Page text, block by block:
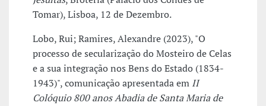
Tomar), Lisboa, 12 de Dezembro.
Lobo, Rui; Ramires, Alexandre (2023), "O
processo de secularização do Mosteiro de Celas
e a sua integração nos Bens do Estado (1834-
1943)", comunicação apresentada em II
Colóquio 800 anos Abadia de Santa Maria de